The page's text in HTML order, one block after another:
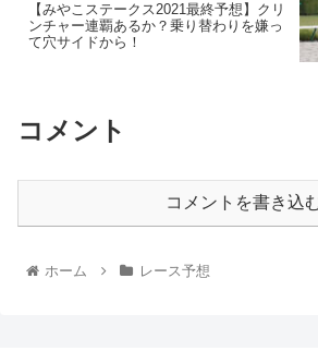
【みやこステークス2021最終予想】クリ
ンチャー連覇あるか？乗り替わりを嫌っ
て穴サイドから！
コメント
コメントを書き込
ホーム レース予想